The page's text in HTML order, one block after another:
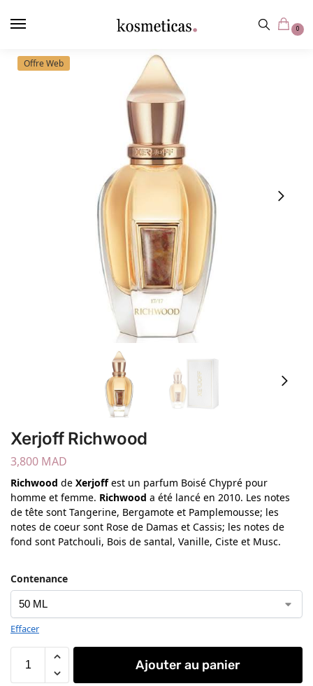
principal
0
Offre Web
Xerjoff Richwood
3,800 MAD
Richwood de Xerjoffest un parfum Boisé Chypré pour
homme et femme. Richwood a été lancé en 2010. Les notes
de tête sont Tangerine, Bergamote et Pamplemousse; les
notes de coeur sont Rose de Damas et Cassis; les notes de
fond sont Patchouli, Bois de santal, Vanille, Ciste et Musc.
Contenance
Effacer
Ajouter au panier